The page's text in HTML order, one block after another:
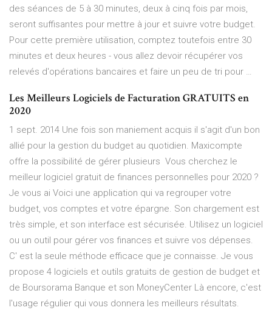
des séances de 5 à 30 minutes, deux à cinq fois par mois,
seront suffisantes pour mettre à jour et suivre votre budget.
Pour cette première utilisation, comptez toutefois entre 30
minutes et deux heures - vous allez devoir récupérer vos
relevés d'opérations bancaires et faire un peu de tri pour …
Les Meilleurs Logiciels de Facturation GRATUITS en
2020
1 sept. 2014 Une fois son maniement acquis il s'agit d'un bon
allié pour la gestion du budget au quotidien. Maxicompte
offre la possibilité de gérer plusieurs Vous cherchez le
meilleur logiciel gratuit de finances personnelles pour 2020 ?
Je vous ai Voici une application qui va regrouper votre
budget, vos comptes et votre épargne. Son chargement est
très simple, et son interface est sécurisée. Utilisez un logiciel
ou un outil pour gérer vos finances et suivre vos dépenses.
C' est la seule méthode efficace que je connaisse. Je vous
propose 4 logiciels et outils gratuits de gestion de budget et
de Boursorama Banque et son MoneyCenter Là encore, c'est
l'usage régulier qui vous donnera les meilleurs résultats.